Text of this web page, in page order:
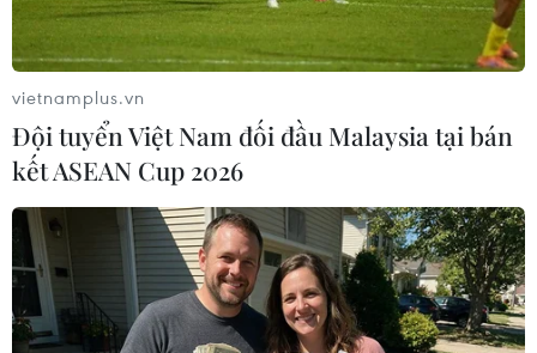
#Rùa biển
#Ra mắt phim ngắn
#Rùa biển thuộc về đại dương
#Đa dạng sinh học
#Động vật hoang dã
vietnamplus.vn
Đội tuyển Việt Nam đối đầu Malaysia tại bán
kết ASEAN Cup 2026